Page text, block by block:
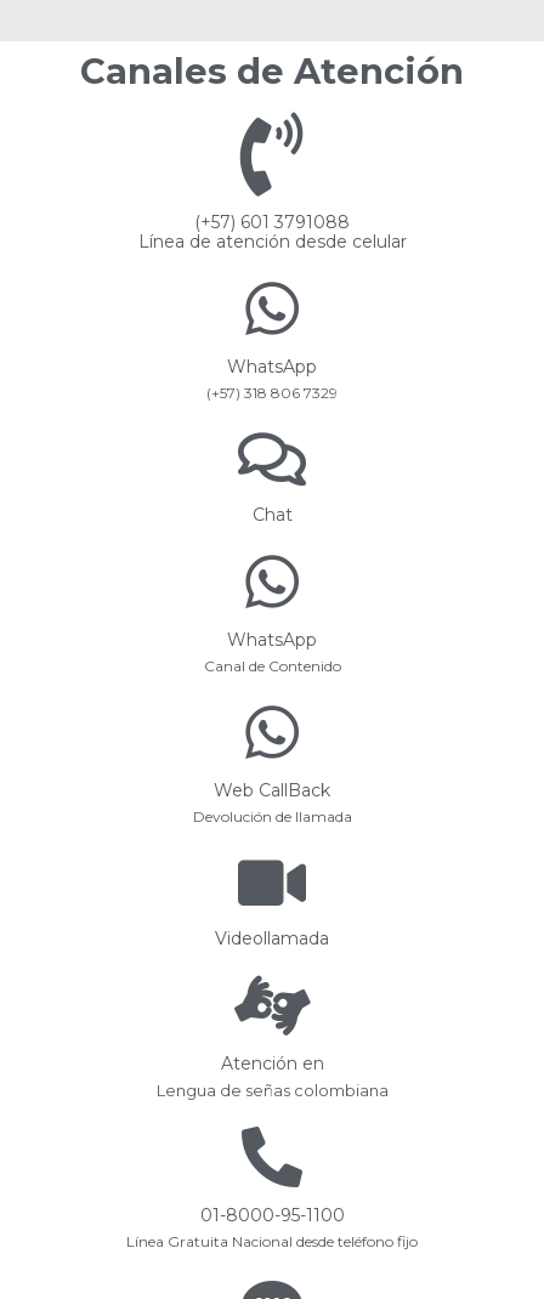
Canales de Atención
(+57) 601 3791088
Línea de atención desde celular
WhatsApp
(+57) 318 806 7329
Chat
WhatsApp
Canal de Contenido
Web CallBack
Devolución de llamada
Videollamada
Atención en
Lengua de señas colombiana
01-8000-95-1100
Línea Gratuita Nacional desde teléfono fijo